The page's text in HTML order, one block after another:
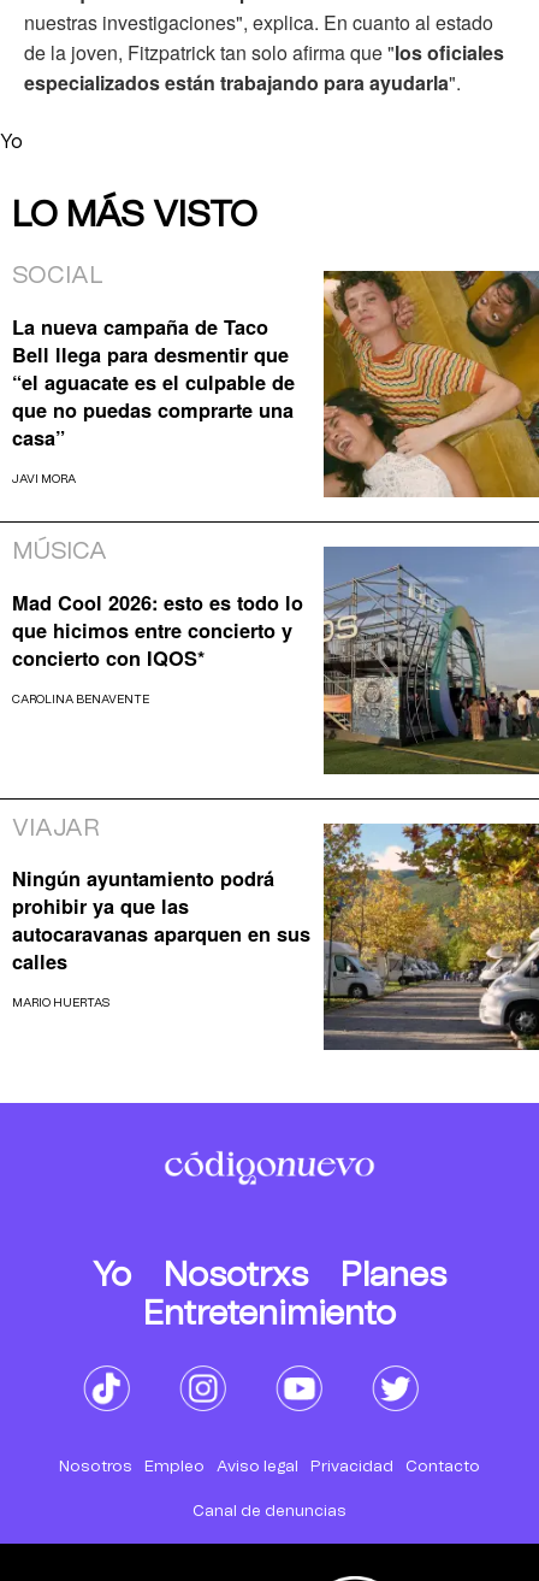
nuestras investigaciones", explica. En cuanto al estado
de la joven, Fitzpatrick tan solo afirma que "los oficiales
especializados están trabajando para ayudarla".
Yo
LO MÁS VISTO
SOCIAL
La nueva campaña de Taco
Bell llega para desmentir que
“el aguacate es el culpable de
que no puedas comprarte una
casa”
JAVI MORA
MÚSICA
Mad Cool 2026: esto es todo lo
que hicimos entre concierto y
concierto con IQOS*
CAROLINA BENAVENTE
VIAJAR
Ningún ayuntamiento podrá
prohibir ya que las
autocaravanas aparquen en sus
calles
MARIO HUERTAS
Yo Nosotrxs
Planes
Entretenimiento
Nosotros Empleo Aviso legal Privacidad Contacto
Canal de denuncias